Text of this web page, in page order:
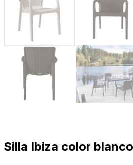
Silla Ibiza color blanco